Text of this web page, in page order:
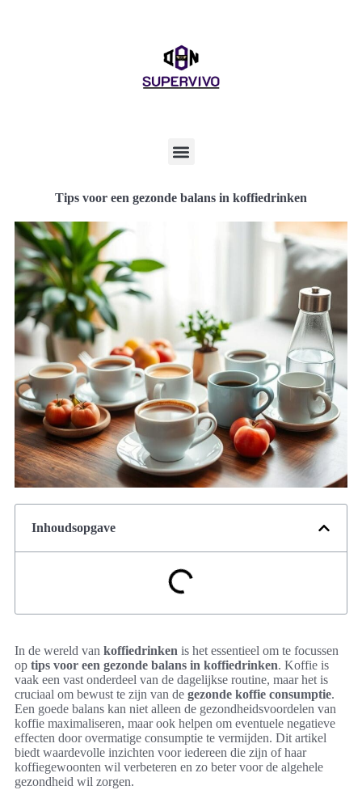
Tips voor een gezonde balans in koffiedrinken
Inhoudsopgave
In de wereld van koffiedrinken is het essentieel om te focussen
op tips voor een gezonde balans in koffiedrinken. Koffie is
vaak een vast onderdeel van de dagelijkse routine, maar het is
cruciaal om bewust te zijn van de gezonde koffie consumptie.
Een goede balans kan niet alleen de gezondheidsvoordelen van
koffie maximaliseren, maar ook helpen om eventuele negatieve
effecten door overmatige consumptie te vermijden. Dit artikel
biedt waardevolle inzichten voor iedereen die zijn of haar
koffiegewoonten wil verbeteren en zo beter voor de algehele
gezondheid wil zorgen.